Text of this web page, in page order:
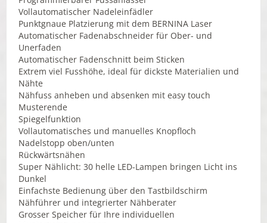
Vollautomatischer Nadeleinfädler
Punktgnaue Platzierung mit dem BERNINA Laser
Automatischer Fadenabschneider für Ober- und
Unerfaden
Automatischer Fadenschnitt beim Sticken
Extrem viel Fusshöhe, ideal für dickste Materialien und
Nähte
Nähfuss anheben und absenken mit easy touch
Musterende
Spiegelfunktion
Vollautomatisches und manuelles Knopfloch
Nadelstopp oben/unten
Rückwärtsnähen
Super Nählicht: 30 helle LED-Lampen bringen Licht ins
Dunkel
Einfachste Bedienung über den Tastbildschirm
Nähführer und integrierter Nähberater
Grosser Speicher für Ihre individuellen